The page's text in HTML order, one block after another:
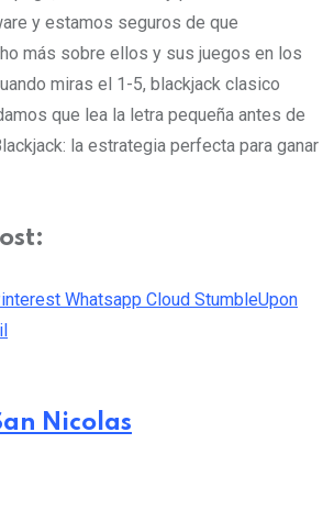
y estamos seguros de que
más sobre ellos y sus juegos en los
miras el 1-5, blackjack clasico
que lea la letra pequeña antes de
la estrategia perfecta para ganar
Whatsapp Cloud StumbleUpon
Nicolas